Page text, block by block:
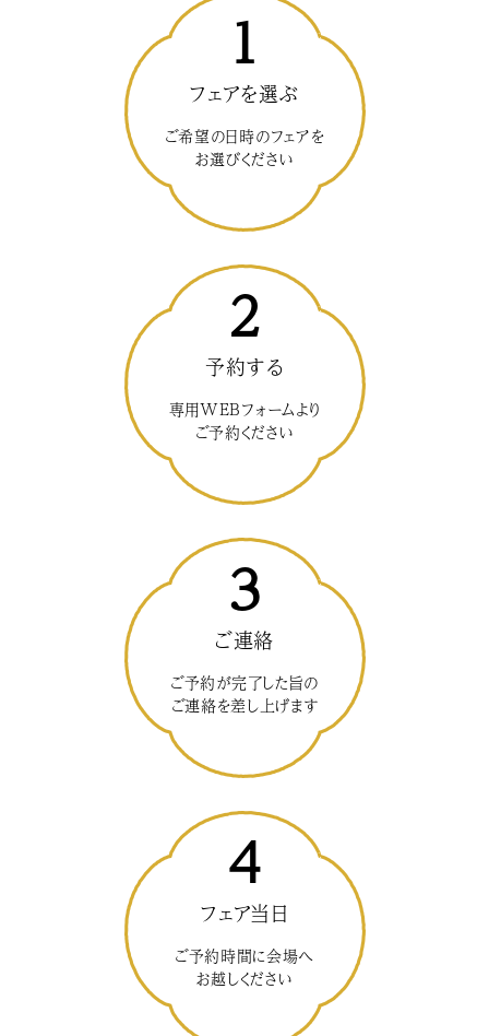
1
フェアを選ぶ
ご希望の日時のフェアを
お選びください
2
予約する
専用WEBフォームより
ご予約ください
3
ご連絡
ご予約が完了した旨の
ご連絡を差し上げます
4
フェア当日
ご予約時間に会場へ
お越しください